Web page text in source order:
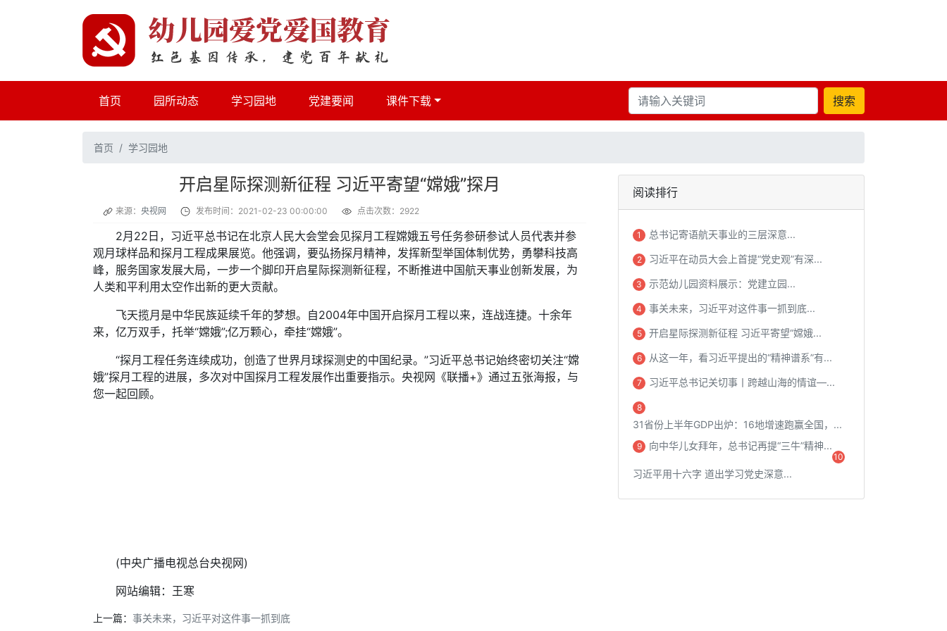
首页 (current)园所动态 学习园地 党建要闻 课件下载 搜索
首页 学习园地
开启星际探测新征程 习近平寄望“嫦娥”探月
来源： 央视网 发布时间：2021-02-23 00:00:00 点击次数：2922
2月22日，习近平总书记在北京人民大会堂会见探月工程嫦娥五号任务参研参试人员代表并参
观月球样品和探月工程成果展览。他强调，要弘扬探月精神，发挥新型举国体制优势，勇攀科技高
峰，服务国家发展大局，一步一个脚印开启星际探测新征程，不断推进中国航天事业创新发展，为
人类和平利用太空作出新的更大贡献。
飞天揽月是中华民族延续千年的梦想。自2004年中国开启探月工程以来，连战连捷。十余年
来，亿万双手，托举“嫦娥”;亿万颗心，牵挂“嫦娥”。
“探月工程任务连续成功，创造了世界月球探测史的中国纪录。”习近平总书记始终密切关注“嫦
娥”探月工程的进展，多次对中国探月工程发展作出重要指示。央视网《联播+》通过五张海报，与
您一起回顾。
(中央广播电视总台央视网)
网站编辑：王寒
上一篇： 事关未来，习近平对这件事一抓到底
阅读排行
1 总书记寄语航天事业的三层深意...
2 习近平在动员大会上首提“党史观”有深...
3 示范幼儿园资料展示：党建立园...
4 事关未来，习近平对这件事一抓到底...
5 开启星际探测新征程 习近平寄望“嫦娥...
6 从这一年，看习近平提出的“精神谱系”有...
7 习近平总书记关切事丨跨越山海的情谊—...
8
31省份上半年GDP出炉：16地增速跑赢全国，...
9 向中华儿女拜年，总书记再提“三牛”精神...
10
习近平用十六字 道出学习党史深意...